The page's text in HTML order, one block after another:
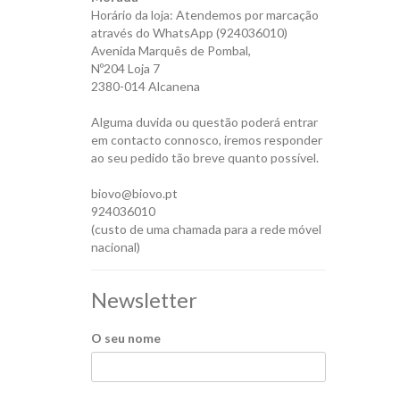
Horário da loja: Atendemos por marcação
através do WhatsApp (924036010)
Avenida Marquês de Pombal,
Nº204 Loja 7
2380-014 Alcanena
Alguma duvida ou questão poderá entrar
em contacto connosco, iremos responder
ao seu pedido tão breve quanto possível.
biovo@biovo.pt
924036010
(custo de uma chamada para a rede móvel
nacional)
Newsletter
O seu nome